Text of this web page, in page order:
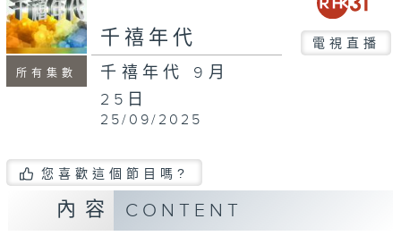
seconds
所有集數
千禧年代 電視直播
千禧年代 9月
25日
25/09/2025
您喜歡這個節目嗎?
內容 CONTENT